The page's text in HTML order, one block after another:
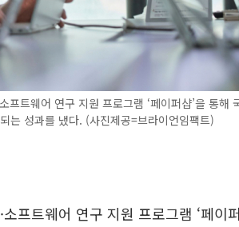
트웨어 연구 지원 프로그램 ‘페이퍼샵’을 통해
는 성과를 냈다. (사진제공=브라이언임팩트)
프트웨어 연구 지원 프로그램 ‘페이